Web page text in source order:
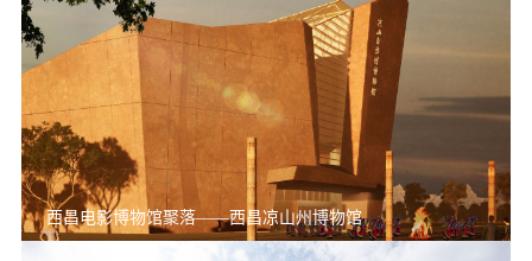
西昌电影博物馆聚落——西昌凉山州博物馆